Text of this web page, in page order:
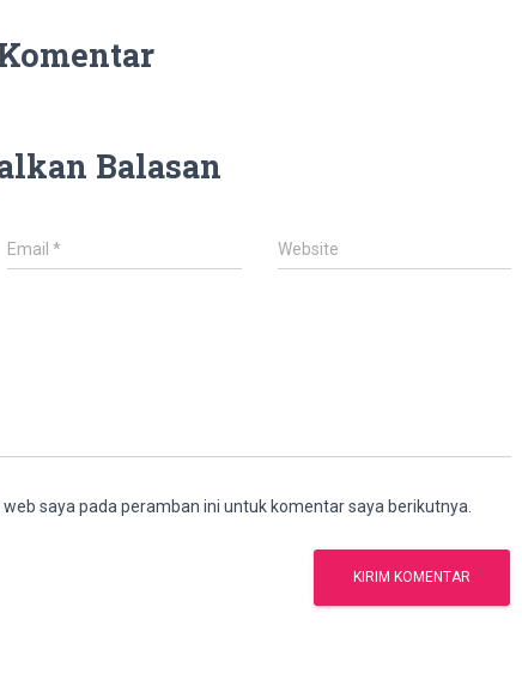
Balasan
Email* Website
saya pada peramban ini untuk komentar saya berikutnya.